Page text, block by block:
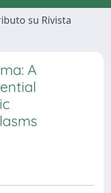
su Rivista
A